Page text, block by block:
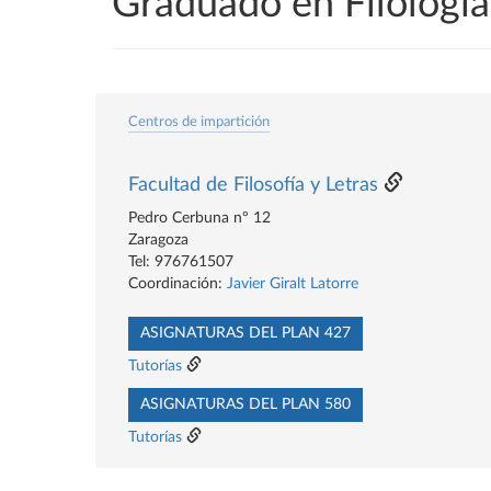
Centros de impartición
Facultad de Filosofía y Letras
Pedro Cerbuna nº 12
Zaragoza
Tel: 976761507
Coordinación: Javier Giralt Latorre
ASIGNATURAS DEL PLAN 427
Tutorías
ASIGNATURAS DEL PLAN 580
Tutorías